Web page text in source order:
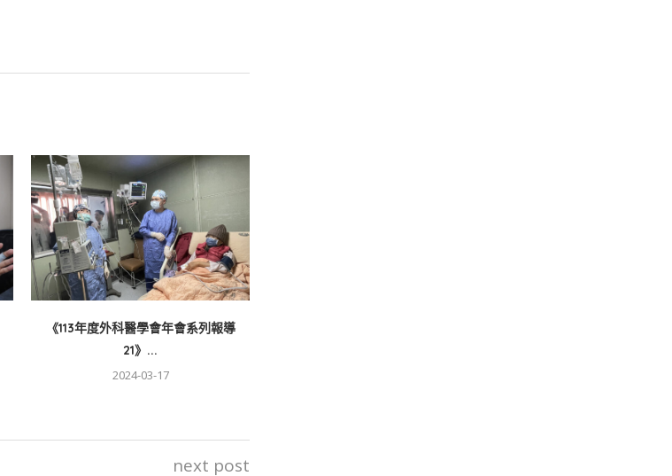
《113年度外科醫學會年會系列報導
21》...
2024-03-17
next post